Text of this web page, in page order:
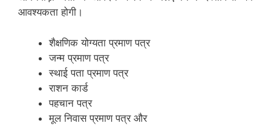
आवश्यकता होगी।
शैक्षणिक योग्यता प्रमाण पत्र
जन्म प्रमाण पत्र
स्थाई पता प्रमाण पत्र
राशन कार्ड
पहचान पत्र
मूल निवास प्रमाण पत्र और